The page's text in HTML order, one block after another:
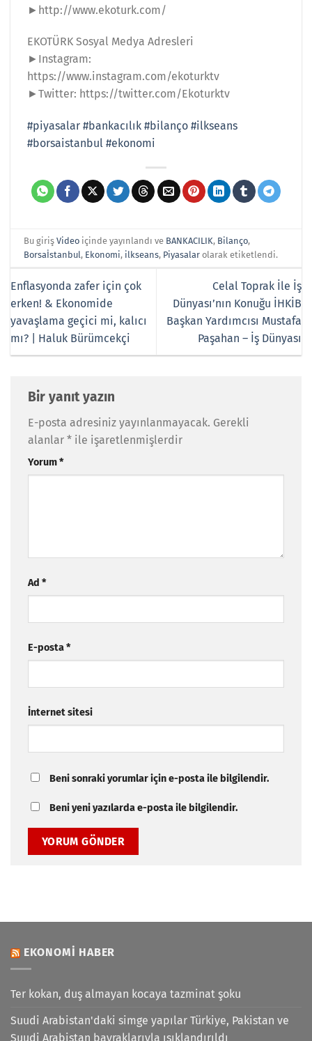
►http://www.ekoturk.com/
EKOTÜRK Sosyal Medya Adresleri
►Instagram:
https://www.instagram.com/ekoturktv
►Twitter: https://twitter.com/Ekoturktv
#piyasalar #bankacılık #bilanço #ilkseans
#borsaistanbul #ekonomi
Bu girişVideo içinde yayınlandı ve BANKACILIK, Bilanço,
Borsaİstanbul, Ekonomi, ilkseans, Piyasalar olarak etiketlendi.
Enflasyonda zafer için çok
erken! & Ekonomide
yavaşlama geçici mi, kalıcı
mı? | Haluk Bürümcekçi
Celal Toprak İle İş
Dünyası’nın Konuğu İHKİB
Başkan Yardımcısı Mustafa
Paşahan – İş Dünyası
Bir yanıt yazın
E-posta adresiniz yayınlanmayacak. Gerekli
alanlar * ile işaretlenmişlerdir
Yorum*
Ad *
E-posta*
İnternet sitesi
Beni sonraki yorumlar için e-posta ile bilgilendir.
Beni yeni yazılarda e-posta ile bilgilendir.
EKONOMI HABER
Ter kokan, duş almayan kocaya tazminat şoku
Suudi Arabistan'daki simge yapılar Türkiye, Pakistan ve
Suudi Arabistan bayraklarıyla ışıklandırıldı